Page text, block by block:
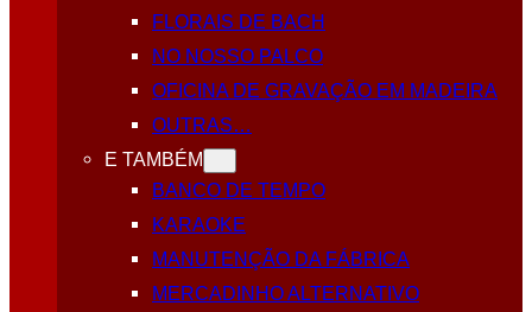
FLORAIS DE BACH
NO NOSSO PALCO
OFICINA DE GRAVAÇÃO EM MADEIRA
OUTRAS…
E TAMBÉM
BANCO DE TEMPO
KARAOKE
MANUTENÇÃO DA FÁBRICA
MERCADINHO ALTERNATIVO